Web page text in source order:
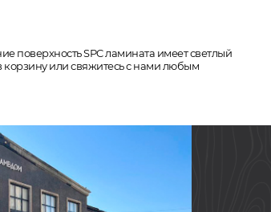
поверхность SPC ламината имеет светлый
корзину или свяжитесь с нами любым